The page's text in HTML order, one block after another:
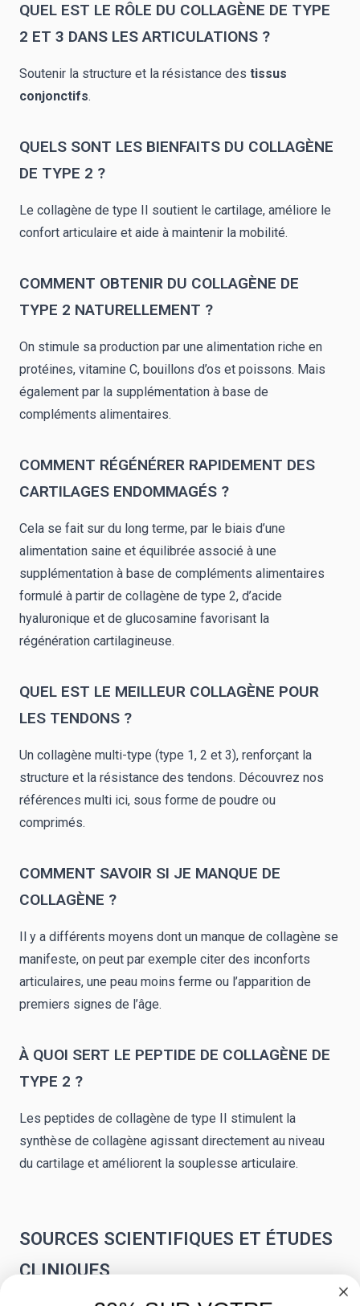
QUEL EST LE RÔLE DU COLLAGÈNE DE TYPE
2 ET 3 DANS LES ARTICULATIONS ?
Soutenir la structure et la résistance des tissus
conjonctifs.
QUELS SONT LES BIENFAITS DU COLLAGÈNE
DE TYPE 2 ?
Le collagène de type II soutient le cartilage, améliore le
confort articulaire et aide à maintenir la mobilité.
COMMENT OBTENIR DU COLLAGÈNE DE
TYPE 2 NATURELLEMENT ?
On stimule sa production par une alimentation riche en
protéines, vitamine C, bouillons d’os et poissons. Mais
également par la supplémentation à base de
compléments alimentaires.
COMMENT RÉGÉNÉRER RAPIDEMENT DES
CARTILAGES ENDOMMAGÉS ?
Cela se fait sur du long terme, par le biais d’une
alimentation saine et équilibrée associé à une
supplémentation à base de compléments alimentaires
formulé à partir de collagène de type 2, d’acide
hyaluronique et de glucosamine favorisant la
régénération cartilagineuse.
QUEL EST LE MEILLEUR COLLAGÈNE POUR
LES TENDONS ?
Un collagène multi-type (type 1, 2 et 3), renforçant la
structure et la résistance des tendons. Découvrez nos
références multi ici, sous forme de poudre ou
comprimés.
COMMENT SAVOIR SI JE MANQUE DE
COLLAGÈNE ?
Il y a différents moyens dont un manque de collagène se
manifeste, on peut par exemple citer des inconforts
articulaires, une peau moins ferme ou l’apparition de
premiers signes de l’âge.
À QUOI SERT LE PEPTIDE DE COLLAGÈNE DE
TYPE 2 ?
Les peptides de collagène de type II stimulent la
synthèse de collagène agissant directement au niveau
du cartilage et améliorent la souplesse articulaire.
SOURCES SCIENTIFIQUES ET ÉTUDES
CLINIQUES